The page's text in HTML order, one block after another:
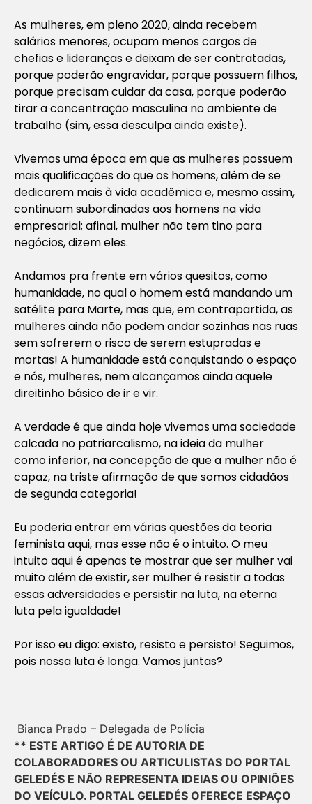
As mulheres, em pleno 2020, ainda recebem
salários menores, ocupam menos cargos de
chefias e lideranças e deixam de ser contratadas,
porque poderão engravidar, porque possuem filhos,
porque precisam cuidar da casa, porque poderão
tirar a concentração masculina no ambiente de
trabalho (sim, essa desculpa ainda existe).
Vivemos uma época em que as mulheres possuem
mais qualificações do que os homens, além de se
dedicarem mais à vida acadêmica e, mesmo assim,
continuam subordinadas aos homens na vida
empresarial; afinal, mulher não tem tino para
negócios, dizem eles.
Andamos pra frente em vários quesitos, como
humanidade, no qual o homem está mandando um
satélite para Marte, mas que, em contrapartida, as
mulheres ainda não podem andar sozinhas nas ruas
sem sofrerem o risco de serem estupradas e
mortas! A humanidade está conquistando o espaço
e nós, mulheres, nem alcançamos ainda aquele
direitinho básico de ir e vir.
A verdade é que ainda hoje vivemos uma sociedade
calcada no patriarcalismo, na ideia da mulher
como inferior, na concepção de que a mulher não é
capaz, na triste afirmação de que somos cidadãos
de segunda categoria!
Eu poderia entrar em várias questões da teoria
feminista aqui, mas esse não é o intuito. O meu
intuito aqui é apenas te mostrar que ser mulher vai
muito além de existir, ser mulher é resistir a todas
essas adversidades e persistir na luta, na eterna
luta pela igualdade!
Por isso eu digo: existo, resisto e persisto! Seguimos,
pois nossa luta é longa. Vamos juntas?
Bianca Prado – Delegada de Polícia
** ESTE ARTIGO É DE AUTORIA DE
COLABORADORES OU ARTICULISTAS DO PORTAL
GELEDÉS E NÃO REPRESENTA IDEIAS OU OPINIÕES
DO VEÍCULO. PORTAL GELEDÉS OFERECE ESPAÇO